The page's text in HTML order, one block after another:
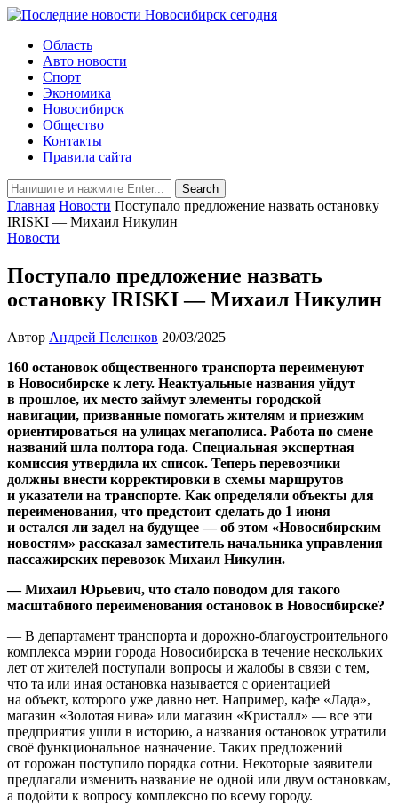
Область
Авто новости
Спорт
Экономика
Новосибирск
Общество
Контакты
Правила сайта
Главная Новости Поступало предложение назвать остановку
IRISKI — Михаил Никулин
Новости
Поступало предложение назвать
остановку IRISKI — Михаил Никулин
Автор Андрей Пеленков 20/03/2025
160 остановок общественного транспорта переименуют
в Новосибирске к лету. Неактуальные названия уйдут
в прошлое, их место займут элементы городской
навигации, призванные помогать жителям и приезжим
ориентироваться на улицах мегаполиса. Работа по смене
названий шла полтора года. Специальная экспертная
комиссия утвердила их список. Теперь перевозчики
должны внести корректировки в схемы маршрутов
и указатели на транспорте. Как определяли объекты для
переименования, что предстоит сделать до 1 июня
и остался ли задел на будущее — об этом «Новосибирским
новостям» рассказал заместитель начальника управления
пассажирских перевозок Михаил Никулин.
— Михаил Юрьевич, что стало поводом для такого
масштабного переименования остановок в Новосибирске?
— В департамент транспорта и дорожно-благоустроительного
комплекса мэрии города Новосибирска в течение нескольких
лет от жителей поступали вопросы и жалобы в связи с тем,
что та или иная остановка называется с ориентацией
на объект, которого уже давно нет. Например, кафе «Лада»,
магазин «Золотая нива» или магазин «Кристалл» — все эти
предприятия ушли в историю, а названия остановок утратили
своё функциональное назначение. Таких предложений
от горожан поступило порядка сотни. Некоторые заявители
предлагали изменить название не одной или двум остановкам,
а подойти к вопросу комплексно по всему городу.